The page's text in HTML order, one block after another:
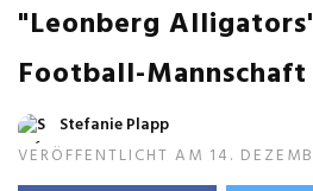
"Leonberg
Football-
Stefanie Plapp
VERÖFFENTLICHT AM 14.